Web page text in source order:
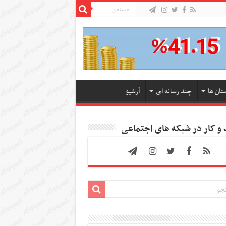
ها چند رسانه ای آرشیو
کار در شبکه های اجتماعی